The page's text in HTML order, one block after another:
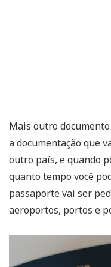
Mais outro
a documentação que
outro país, e quando
quanto tempo você
passaporte vai ser
aeroportos, portos e